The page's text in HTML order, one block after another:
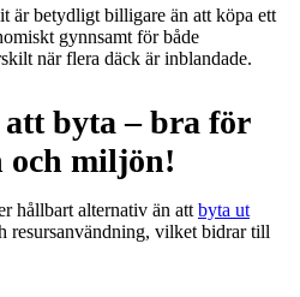
är betydligt billigare än att köpa ett
gynnsamt för både
när flera däck är inblandade.
byta – bra för
och miljön!
hållbart alternativ än attbyta ut
resursanvändning, vilket bidrar till